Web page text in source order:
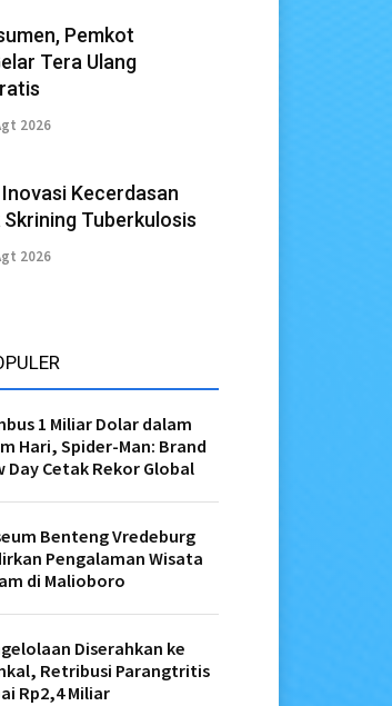
Pemkot
Tera Ulang
2026
Kecerdasan
Tuberkulosis
2026
1 Miliar Dolar dalam
Hari, Spider-Man: Brand
Day Cetak Rekor Global
Benteng Vredeburg
Pengalaman Wisata
di Malioboro
Diserahkan ke
Retribusi Parangtritis
Rp2,4 Miliar